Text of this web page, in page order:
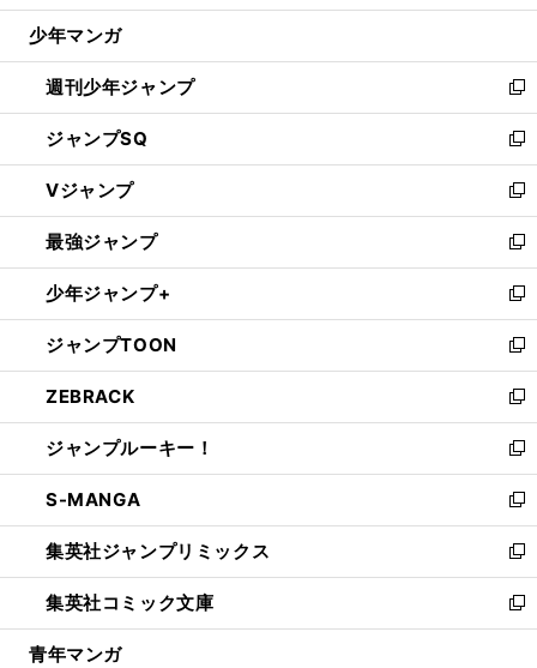
ウ
開
く
少年マンガ
週刊少年ジャンプ
新
し
い
ウ
ィ
ン
ド
ウ
で
開
く
ジャンプSQ
新
し
い
ウ
ィ
ン
ド
ウ
で
開
く
Vジャンプ
新
し
い
ウ
ィ
ン
ド
ウ
で
開
く
最強ジャンプ
新
し
い
ウ
ィ
ン
ド
ウ
で
開
く
少年ジャンプ+
新
し
い
ウ
ィ
ン
ド
ウ
で
開
く
ジャンプTOON
新
し
い
ウ
ィ
ン
ド
ウ
で
開
く
ZEBRACK
新
し
い
ウ
ィ
ン
ド
ウ
で
開
ジャンプルーキー！
新
し
い
ウ
ィ
ン
ド
ウ
S-MANGA
新
し
い
ウ
ィ
ン
集英社ジャンプリミックス
新
し
い
ウ
集英社コミック文庫
新
し
青年マンガ